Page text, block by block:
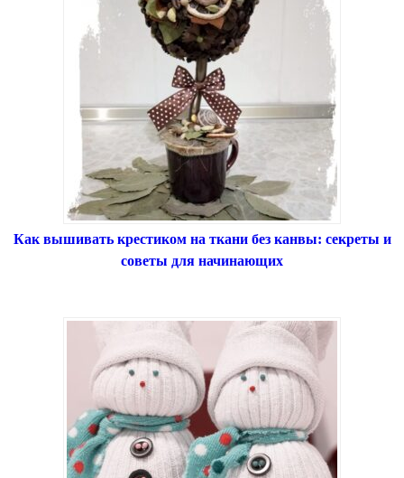
Как вышивать крестиком на ткани без канвы: секреты и
советы для начинающих